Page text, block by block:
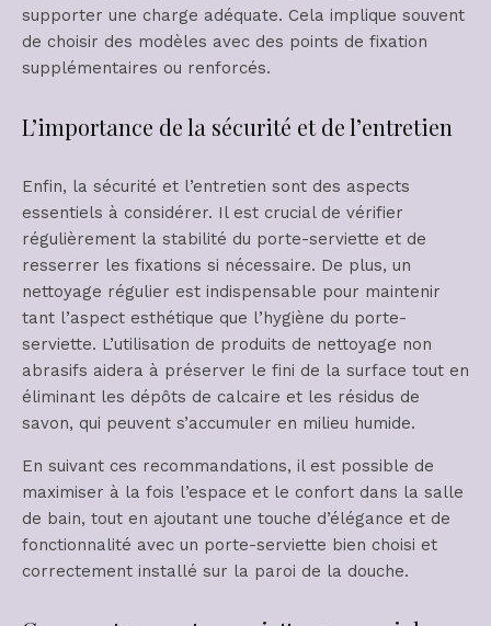
supporter une charge adéquate. Cela implique souvent
de choisir des modèles avec des points de fixation
supplémentaires ou renforcés.
L’importance de la sécurité et de l’entretien
Enfin, la sécurité et l’entretien sont des aspects
essentiels à considérer. Il est crucial de vérifier
régulièrement la stabilité du porte-serviette et de
resserrer les fixations si nécessaire. De plus, un
nettoyage régulier est indispensable pour maintenir
tant l’aspect esthétique que l’hygiène du porte-
serviette. L’utilisation de produits de nettoyage non
abrasifs aidera à préserver le fini de la surface tout en
éliminant les dépôts de calcaire et les résidus de
savon, qui peuvent s’accumuler en milieu humide.
En suivant ces recommandations, il est possible de
maximiser à la fois l’espace et le confort dans la salle
de bain, tout en ajoutant une touche d’élégance et de
fonctionnalité avec un porte-serviette bien choisi et
correctement installé sur la paroi de la douche.